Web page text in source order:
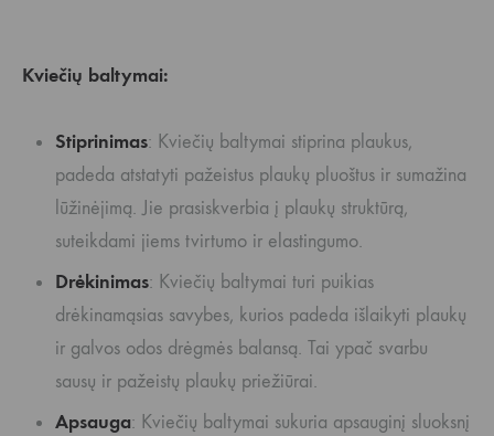
Kviečių baltymai:
Stiprinimas: Kviečių baltymai stiprina plaukus,
padeda atstatyti pažeistus plaukų pluoštus ir sumažina
lūžinėjimą. Jie prasiskverbia į plaukų struktūrą,
suteikdami jiems tvirtumo ir elastingumo.
Drėkinimas: Kviečių baltymai turi puikias
drėkinamąsias savybes, kurios padeda išlaikyti plaukų
ir galvos odos drėgmės balansą. Tai ypač svarbu
sausų ir pažeistų plaukų priežiūrai.
Apsauga: Kviečių baltymai sukuria apsauginį sluoksnį